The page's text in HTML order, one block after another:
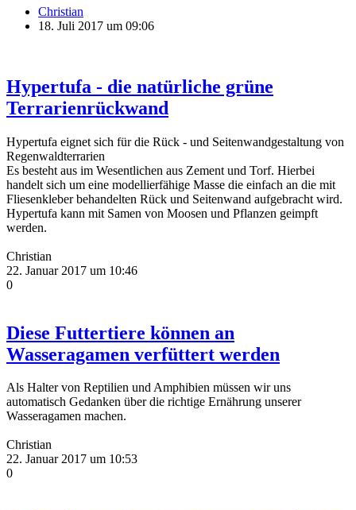
Christian
18. Juli 2017 um 09:06
Hypertufa - die natürliche grüne
Terrarienrückwand
Hypertufa eignet sich für die Rück - und Seitenwandgestaltung von
Regenwaldterrarien
Es besteht aus im Wesentlichen aus Zement und Torf. Hierbei
handelt sich um eine modellierfähige Masse die einfach an die mit
Fliesenkleber behandelten Rück und Seitenwand aufgebracht wird.
Hypertufa kann mit Samen von Moosen und Pflanzen geimpft
werden.
Christian
22. Januar 2017 um 10:46
0
Diese Futtertiere können an
Wasseragamen verfüttert werden
Als Halter von Reptilien und Amphibien müssen wir uns
automatisch Gedanken über die richtige Ernährung unserer
Wasseragamen machen.
Christian
22. Januar 2017 um 10:53
0